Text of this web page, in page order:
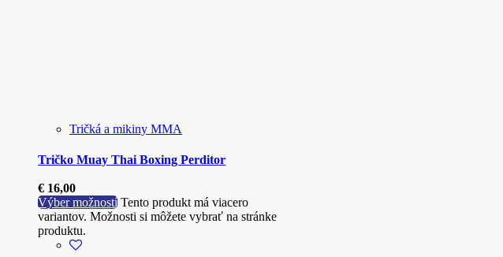
Tričká a mikiny MMA
Tričko Muay Thai Boxing Perditor
€ 16,00
Výber možností Tento produkt má viacero
variantov. Možnosti si môžete vybrať na stránke
produktu.